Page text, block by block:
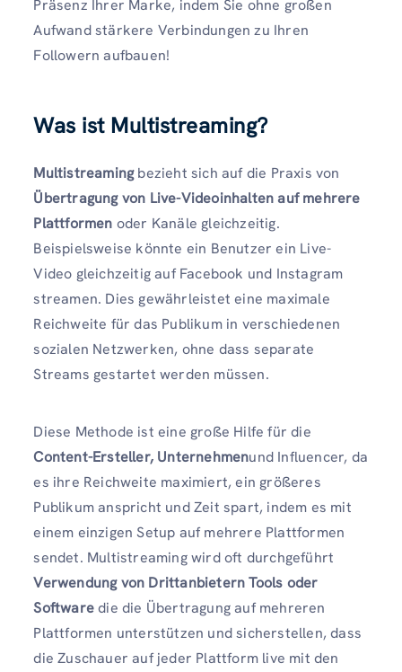
Präsenz Ihrer Marke, indem Sie ohne großen
Aufwand stärkere Verbindungen zu Ihren
Followern aufbauen!
Was ist Multistreaming?
Multistreamingbezieht sich auf die Praxis von
Übertragung von Live-Videoinhalten auf mehrere
Plattformen oder Kanäle gleichzeitig.
Beispielsweise könnte ein Benutzer ein Live-
Video gleichzeitig auf Facebook und Instagram
streamen. Dies gewährleistet eine maximale
Reichweite für das Publikum in verschiedenen
sozialen Netzwerken, ohne dass separate
Streams gestartet werden müssen.
Diese Methode ist eine große Hilfe für die
Content-Ersteller, Unternehmenund Influencer, da
es ihre Reichweite maximiert, ein größeres
Publikum anspricht und Zeit spart, indem es mit
einem einzigen Setup auf mehrere Plattformen
sendet. Multistreaming wird oft durchgeführt
Verwendung von Drittanbietern Tools oder
Softwaredie die Übertragung auf mehreren
Plattformen unterstützen und sicherstellen, dass
die Zuschauer auf jeder Plattform live mit den